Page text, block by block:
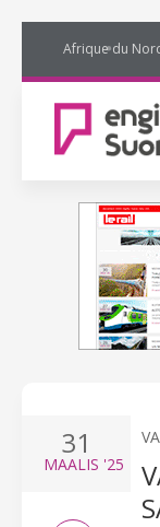
Afrique du
31
MAALIS '25